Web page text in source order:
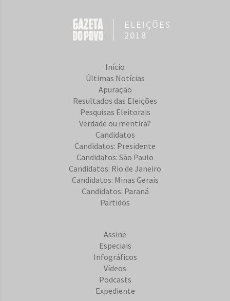
ELEIÇÕES
2018
Início
Últimas Notícias
Apuração
Resultados das Eleições
Pesquisas Eleitorais
Verdade ou mentira?
Candidatos
Candidatos: Presidente
Candidatos: São Paulo
Candidatos: Rio de Janeiro
Candidatos: Minas Gerais
Candidatos: Paraná
Partidos
Assine
Especiais
Infográficos
Vídeos
Podcasts
Expediente